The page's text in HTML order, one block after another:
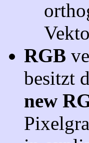
RGB
besitzt
new